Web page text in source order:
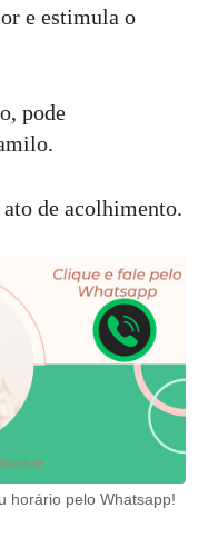
e estimula o
pode
de acolhimento.
horário pelo Whatsapp!